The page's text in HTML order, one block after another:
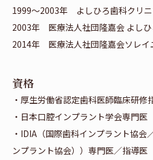
1999～2003年 よしひろ歯科クリ
2003年 医療法人社団隆嘉会 よし
2014年 医療法人社団隆嘉会ソレイ
資格
・厚生労働省認定歯科医師臨床研修
・日本口腔インプラント学会専門医
・IDIA（国際歯科インプラント協会
ンプラント協会））専門医／指導医